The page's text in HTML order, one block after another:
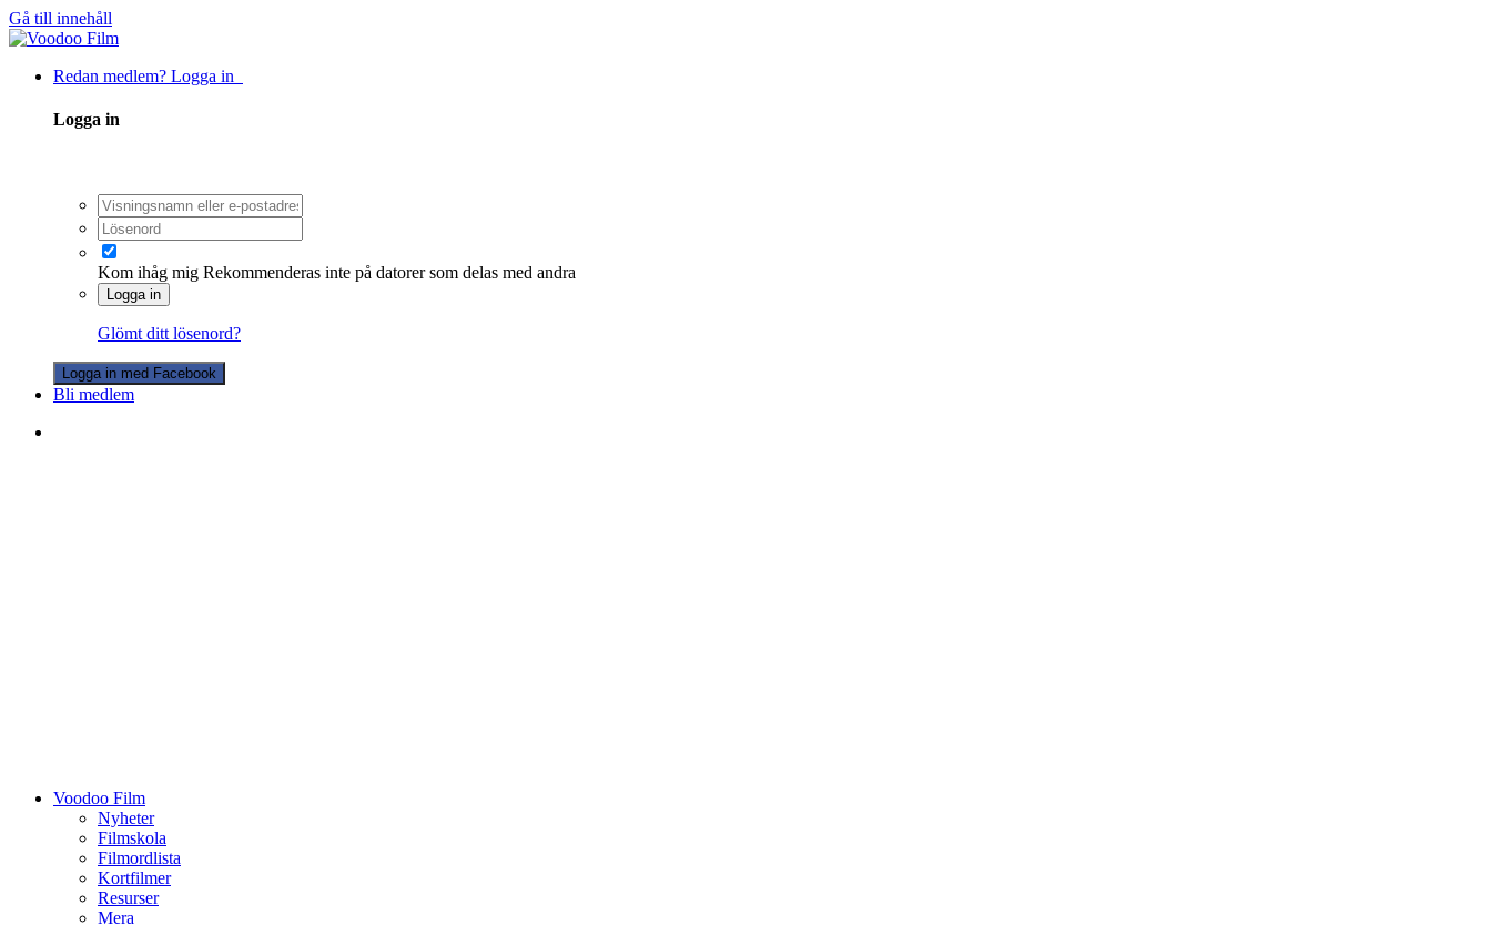
Gå till innehåll
Redan medlem? Logga in
Logga in
Kom ihåg mig Rekommenderas inte på datorer som delas med andra
Logga in
Glömt ditt lösenord?
Logga in med Facebook
Bli medlem
Voodoo Film
Nyheter
Filmskola
Filmordlista
Kortfilmer
Resurser
Mera